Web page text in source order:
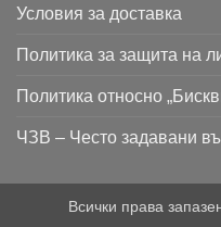
Условия за доставка
Политика за защита на
Политика относно
ЧЗВ – Често задавани
Всички права